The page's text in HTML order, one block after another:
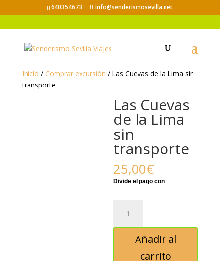
640354673 info@senderismosevilla.net
Inicio / Comprar excursión / Las Cuevas de la Lima sin
transporte
Las Cuevas
de la Lima
sin
transporte
25,00€
Cuevas
de
Añadir al
carrito